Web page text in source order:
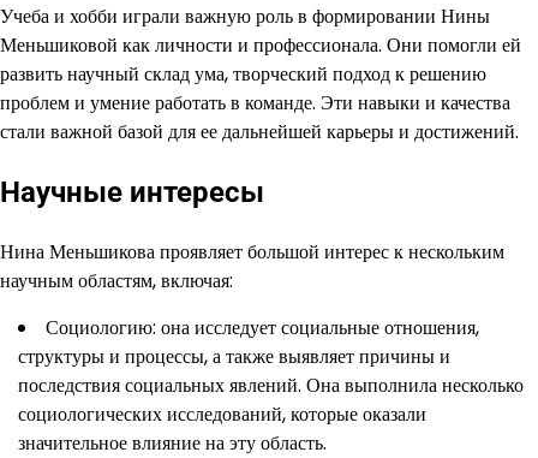
Учеба и хобби играли важную роль в формировании Нины
Меньшиковой как личности и профессионала. Они помогли ей
развить научный склад ума, творческий подход к решению
проблем и умение работать в команде. Эти навыки и качества
стали важной базой для ее дальнейшей карьеры и достижений.
Научные интересы
Нина Меньшикова проявляет большой интерес к нескольким
научным областям, включая:
Социологию: она исследует социальные отношения,
структуры и процессы, а также выявляет причины и
последствия социальных явлений. Она выполнила несколько
социологических исследований, которые оказали
значительное влияние на эту область.